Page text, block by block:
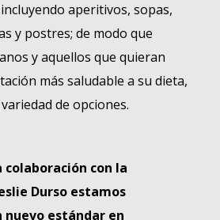
aperitivos, sopas,
y postres; de modo que
y aquellos que quieran
más saludable a su dieta,
de opciones.
colaboración con la
Durso estamos
nuevo estándar en